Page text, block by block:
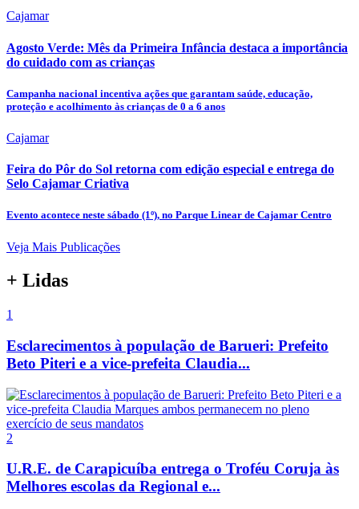
Cajamar
Agosto Verde: Mês da Primeira Infância destaca a importância
do cuidado com as crianças
Campanha nacional incentiva ações que garantam saúde, educação,
proteção e acolhimento às crianças de 0 a 6 anos
Cajamar
Feira do Pôr do Sol retorna com edição especial e entrega do
Selo Cajamar Criativa
Evento acontece neste sábado (1º), no Parque Linear de Cajamar Centro
Veja Mais Publicações
+ Lidas
1
Esclarecimentos à população de Barueri: Prefeito
Beto Piteri e a vice-prefeita Claudia...
2
U.R.E. de Carapicuíba entrega o Troféu Coruja às
Melhores escolas da Regional e...